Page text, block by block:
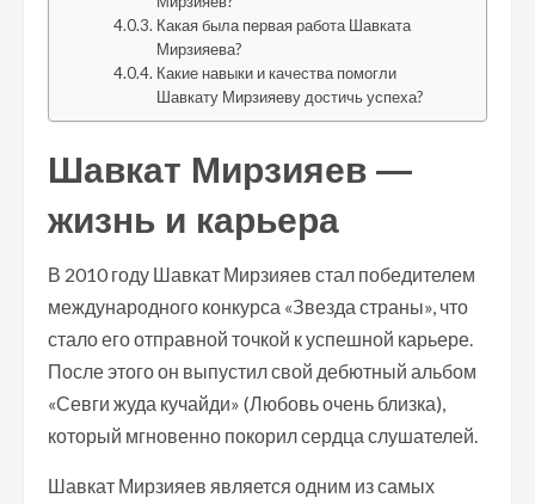
Какая была первая работа Шавката
Мирзияева?
Какие навыки и качества помогли
Шавкату Мирзияеву достичь успеха?
Шавкат Мирзияев —
жизнь и карьера
В 2010 году Шавкат Мирзияев стал победителем
международного конкурса «Звезда страны», что
стало его отправной точкой к успешной карьере.
После этого он выпустил свой дебютный альбом
«Севги жуда кучайди» (Любовь очень близка),
который мгновенно покорил сердца слушателей.
Шавкат Мирзияев является одним из самых